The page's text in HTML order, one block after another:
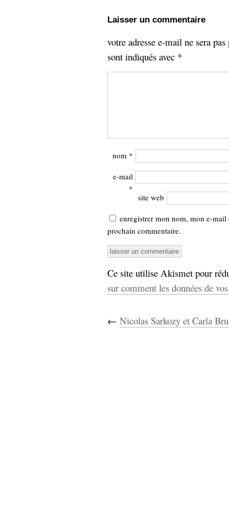
Laisser un commentaire
votre adresse e-mail ne sera
sont indiqués avec *
nom *
e-mail
*
site web
enregistrer mon nom, mon e-
prochain commentaire.
Ce site utilise Akismet pour
sur comment les données de
← Nicolas Sarkozy et Carla